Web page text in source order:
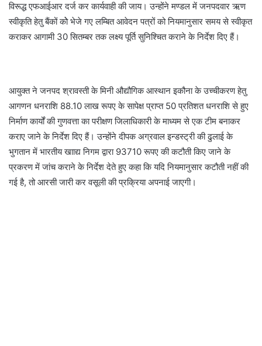
विरूद्ध एफआईआर दर्ज कर कार्यवाही की जाय। उन्होंने मण्डल में जनपदवार ऋण
स्वीकृति हेतु बैंकों कोे भेजे गए लम्बित आवेदन पत्रों को नियमानुसार समय से स्वीकृत
कराकर आगामी 30 सितम्बर तक लक्ष्य पूर्ति सुनिश्चित कराने के निर्देश दिए हैं।
आयुक्त ने जनपद श्रावस्ती के मिनी औद्यौगिक आस्थान इकौना के उच्चीकरण हेतु
आगणन धनराशि 88.10 लाख रूपए के सापेक्ष प्राप्त 50 प्रतिशत धनराशि से हुए
निर्माण कार्यों की गुणवत्ता का परीक्षण जिलाधिकारी के माध्यम से एक टीम बनाकर
कराए जाने के निर्देश दिए हैं। उन्होंने दीपक अग्रवाल इन्डस्ट्री की ढुलाई के
भुगतान में भारतीय खााद्य निगम द्वारा 93710 रूपए की कटौती किए जाने के
प्रकरण में जांच कराने के निर्देश देते हुए कहा कि यदि नियमानुसार कटौती नहीं की
गई है, तो आरसी जारी कर वसूली की प्रक्रिया अपनाई जाएगी।